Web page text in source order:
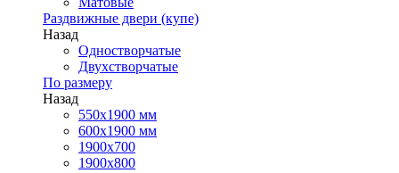
Раздвижные двери (купе)
Назад
Одностворчатые
Двухстворчатые
По размеру
Назад
550x1900 мм
600x1900 мм
1900х700
1900х800